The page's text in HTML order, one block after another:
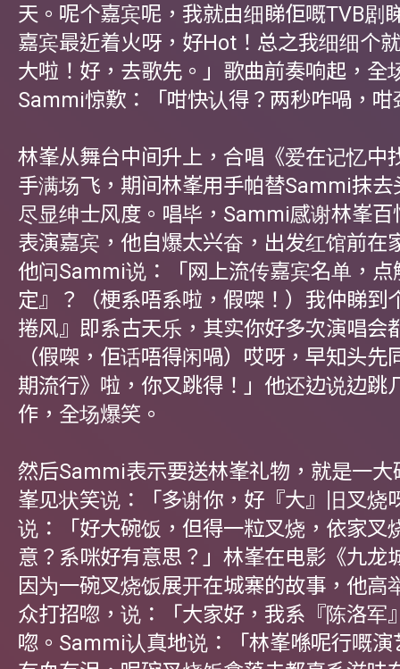
天。呢个嘉宾呢，我就由细睇佢嘅TVB剧
嘉宾最近着火呀，好Hot！总之我细细个
大啦！好，去歌先。」歌曲前奏响起，全
Sammi惊歎：「咁快认得？两秒咋喎，咁
林峯从舞台中间升上，合唱《爱在记忆中
手满场飞，期间林峯用手帕替Sammi抹去
尽显绅士风度。唱毕，Sammi感谢林峯百
表演嘉宾，他自爆太兴奋，出发红馆前在
他问Sammi说：「网上流传嘉宾名单，点
定』？（梗系唔系啦，假㗎！）我仲睇到
捲风』即系古天乐，其实你好多次演唱
（假㗎，佢话唔得闲喎）哎呀，早知头先
期流行》啦，你又跳得！」他还边说边跳
作，全场爆笑。
然后Sammi表示要送林峯礼物，就是一大
峯见状笑说：「多谢你，好『大』旧叉烧
说：「好大碗饭，但得一粒叉烧，依家叉
意？系咪好有意思？」林峯在电影《九龙
因为一碗叉烧饭展开在城寨的故事，他高
众打招唿，说：「大家好，我系『陈洛军
唿。Sammi认真地说：「林峯喺呢行嘅演